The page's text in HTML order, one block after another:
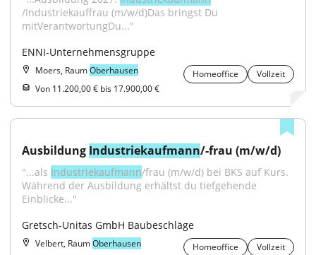
/Industriekauffrau (m/w/d)Das bringst Du
mitVerantwortungDu..."
ENNI-Unternehmensgruppe
Moers, RaumOberhausen Homeoffice
Vollzeit
Von 11.200,00 € bis 17.900,00 €
Ausbildung Industriekaufmann/-frau (m/w/d)
"...als Industriekaufmann/frau (m/w/d) bei BKS auf Kurs.
Während der Ausbildung erhältst du tiefgehende
Einblicke..."
Gretsch-Unitas GmbH Baubeschläge
Velbert, RaumOberhausen Homeoffice
Vollzeit